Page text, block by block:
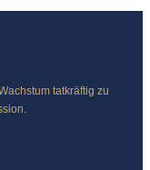
tatkräftig zu